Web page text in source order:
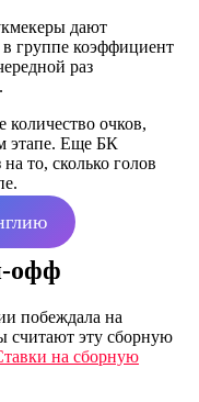
дают
группе коэффициент
раз
очков,
этапе. Еще БК
то, сколько голов
офф
побеждала на
считают эту сборную
на сборную